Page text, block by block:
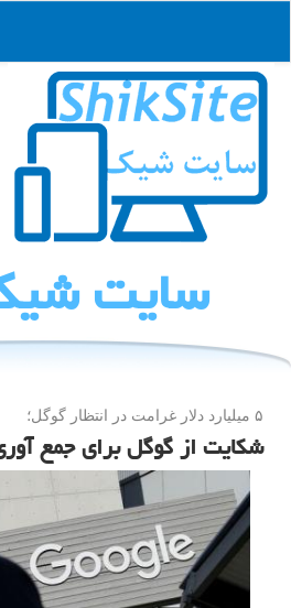
سایت
۵ میلیارد دلار غرامت در انتظار گوگل؛
شكایت از گوگل برای جمع